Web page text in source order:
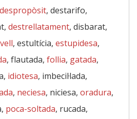
despropòsit, destarifo,
destrellatament, disbarat,
, estultícia, estupidesa,
, flautada, follia, gatada,
idiotesa, imbecil·lada,
, neciesa, niciesa, oradura,
poca-soltada, rucada,